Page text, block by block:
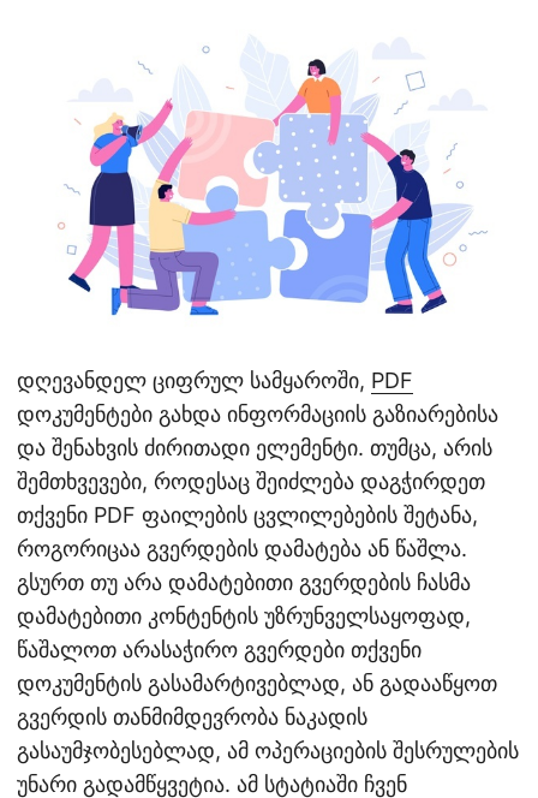
დღევანდელ ციფრულ სამყაროში, PDF
დოკუმენტები გახდა ინფორმაციის გაზიარებისა
და შენახვის ძირითადი ელემენტი. თუმცა, არის
შემთხვევები, როდესაც შეიძლება დაგჭირდეთ
თქვენი PDF ფაილების ცვლილებების შეტანა,
როგორიცაა გვერდების დამატება ან წაშლა.
გსურთ თუ არა დამატებითი გვერდების ჩასმა
დამატებითი კონტენტის უზრუნველსაყოფად,
წაშალოთ არასაჭირო გვერდები თქვენი
დოკუმენტის გასამარტივებლად, ან გადააწყოთ
გვერდის თანმიმდევრობა ნაკადის
გასაუმჯობესებლად, ამ ოპერაციების შესრულების
უნარი გადამწყვეტია. ამ სტატიაში ჩვენ